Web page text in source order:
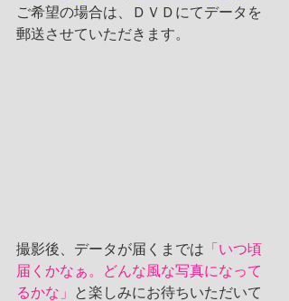
ご希望の場合は、ＤＶＤにてデータを
郵送させていただきます。
撮影後、データが届くまでは 「いつ頃
届くかなぁ。どんな風な写真になって
るかな」
と楽しみにお待ちいただいて